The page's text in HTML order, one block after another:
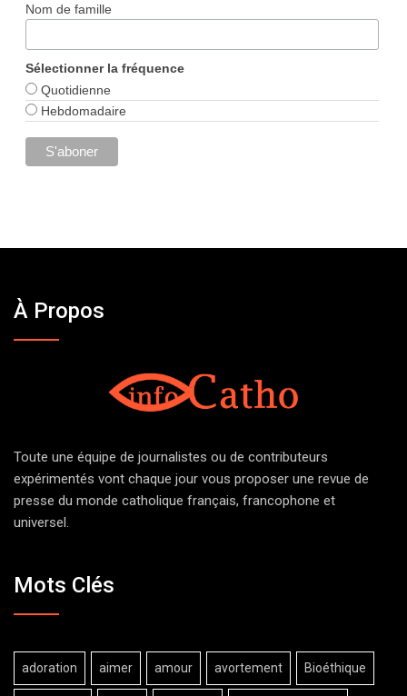
Nom de famille
Sélectionner la fréquence
Quotidienne
Hebdomadaire
À Propos
Toute une équipe de journalistes ou de contributeurs
expérimentés vont chaque jour vous proposer une revue de
presse du monde catholique français, francophone et
universel.
Mots Clés
adoration aimer amour avortement Bioéthique